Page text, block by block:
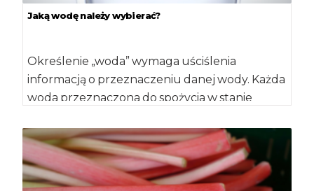
Jaką wodę należy wybierać?
Określenie „woda” wymaga uściślenia
informacją o przeznaczeniu danej wody. Każda
woda przeznaczona do spożycia w stanie